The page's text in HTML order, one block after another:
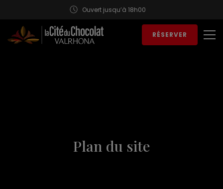
Ouvert jusqu’à 18h00
RÉSERVER
Plan du site